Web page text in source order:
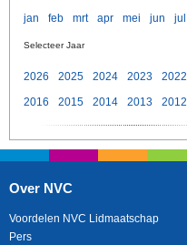
jan feb mrt apr mei jun jul
Selecteer Jaar
2026 2025 2024 2023 2022
2016
2015 2014 2013 2012
Over NVC
Voordelen NVC Lidmaatschap
Pers